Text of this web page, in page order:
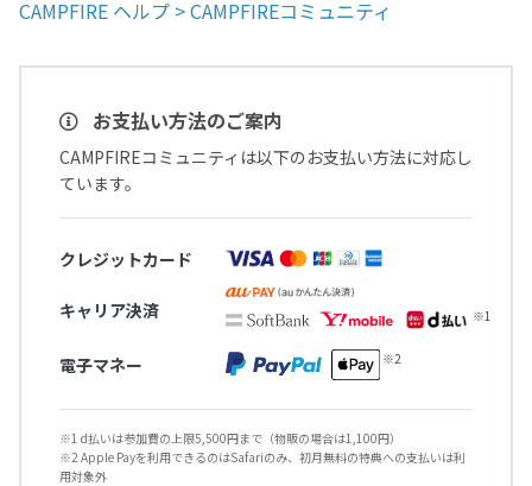
CAMPFIRE ヘルプ > CAMPFIREコミュニティ
お支払い方法のご案内
CAMPFIREコミュニティは以下のお支払い方法に対応し
ています。
クレジットカード
キャリア決済
電子マネー
※1 d払いは参加費の上限5,500円まで（物販の場合は1,100円）
※2 Apple Payを利用できるのはSafariのみ、初月無料の特典への支払いは利
用対象外